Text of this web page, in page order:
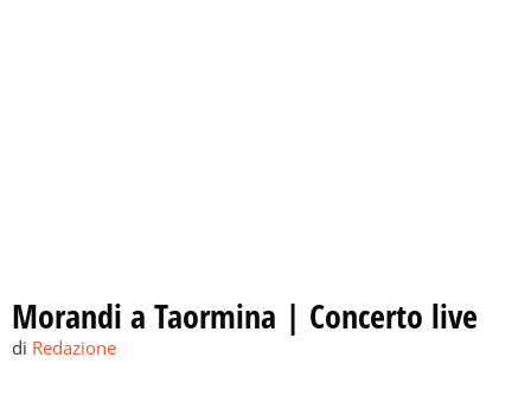
Morandi a Taormina | Concerto live
di Redazione